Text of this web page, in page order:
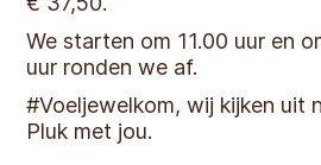
We starten om 11.00 uur en
uur ronden we af.
#Voeljewelkom, wij kijken uit
Pluk met jou.